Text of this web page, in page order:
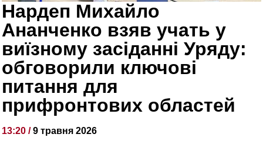
Нардеп Михайло
Ананченко взяв учать у
виїзному засіданні Уряду:
обговорили ключові
питання для
прифронтових областей
13:20 /9 травня 2026